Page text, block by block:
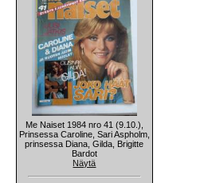
Me Naiset 1984 nro 41 (9.10.),
Prinsessa Caroline, Sari Aspholm,
prinsessa Diana, Gilda, Brigitte
Bardot
Näytä